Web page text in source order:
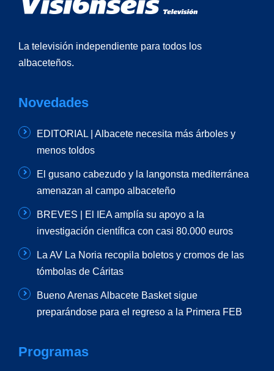
La televisión independiente para todos los
albaceteños.
Novedades
EDITORIAL | Albacete necesita más árboles y
menos toldos
El gusano cabezudo y la langonsta mediterránea
amenazan al campo albaceteño
BREVES | El IEA amplía su apoyo a la
investigación científica con casi 80.000 euros
La AV La Noria recopila boletos y cromos de las
tómbolas de Cáritas
Bueno Arenas Albacete Basket sigue
preparándose para el regreso a la Primera FEB
Programas